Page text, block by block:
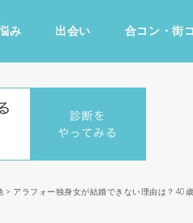
み 出会い 合コン・街
> アラフォー独身女が結婚できない理由は？40